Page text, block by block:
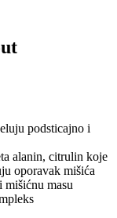
podsticajno i
alanin, citrulin koje
oporavak mišića
mišićnu masu